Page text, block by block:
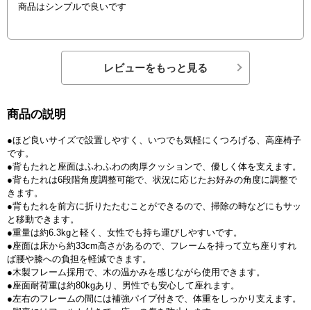
商品はシンプルで良いです
レビューをもっと見る
商品の説明
●ほど良いサイズで設置しやすく、いつでも気軽にくつろげる、高座椅子
です。
●背もたれと座面はふわふわの肉厚クッションで、優しく体を支えます。
●背もたれは6段階角度調整可能で、状況に応じたお好みの角度に調整で
きます。
●背もたれを前方に折りたたむことができるので、掃除の時などにもサッ
と移動できます。
●重量は約6.3kgと軽く、女性でも持ち運びしやすいです。
●座面は床から約33cm高さがあるので、フレームを持って立ち座りすれ
ば腰や膝への負担を軽減できます。
●木製フレーム採用で、木の温かみを感じながら使用できます。
●座面耐荷重は約80kgあり、男性でも安心して座れます。
●左右のフレームの間には補強パイプ付きで、体重をしっかり支えます。